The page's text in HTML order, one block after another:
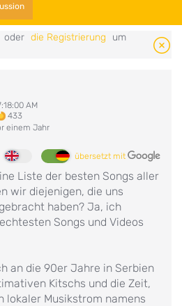
oder die Registrierung
um
AM
433
einem Jahr
übersetzt mit
Liste der besten Songs aller
wir diejenigen, die uns
haben? Ja, ich
Songs und Videos
an die 90er Jahre in Serbien
Kitschs und die Zeit,
lokaler Musikstrom namens